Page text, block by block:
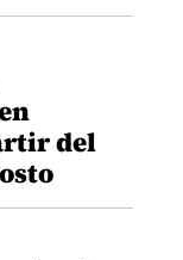
del